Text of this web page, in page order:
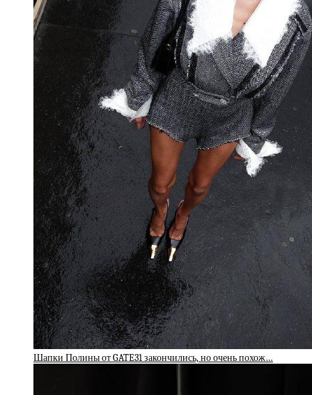
Шапки Полины от GATE31 закончились, но очень похож…